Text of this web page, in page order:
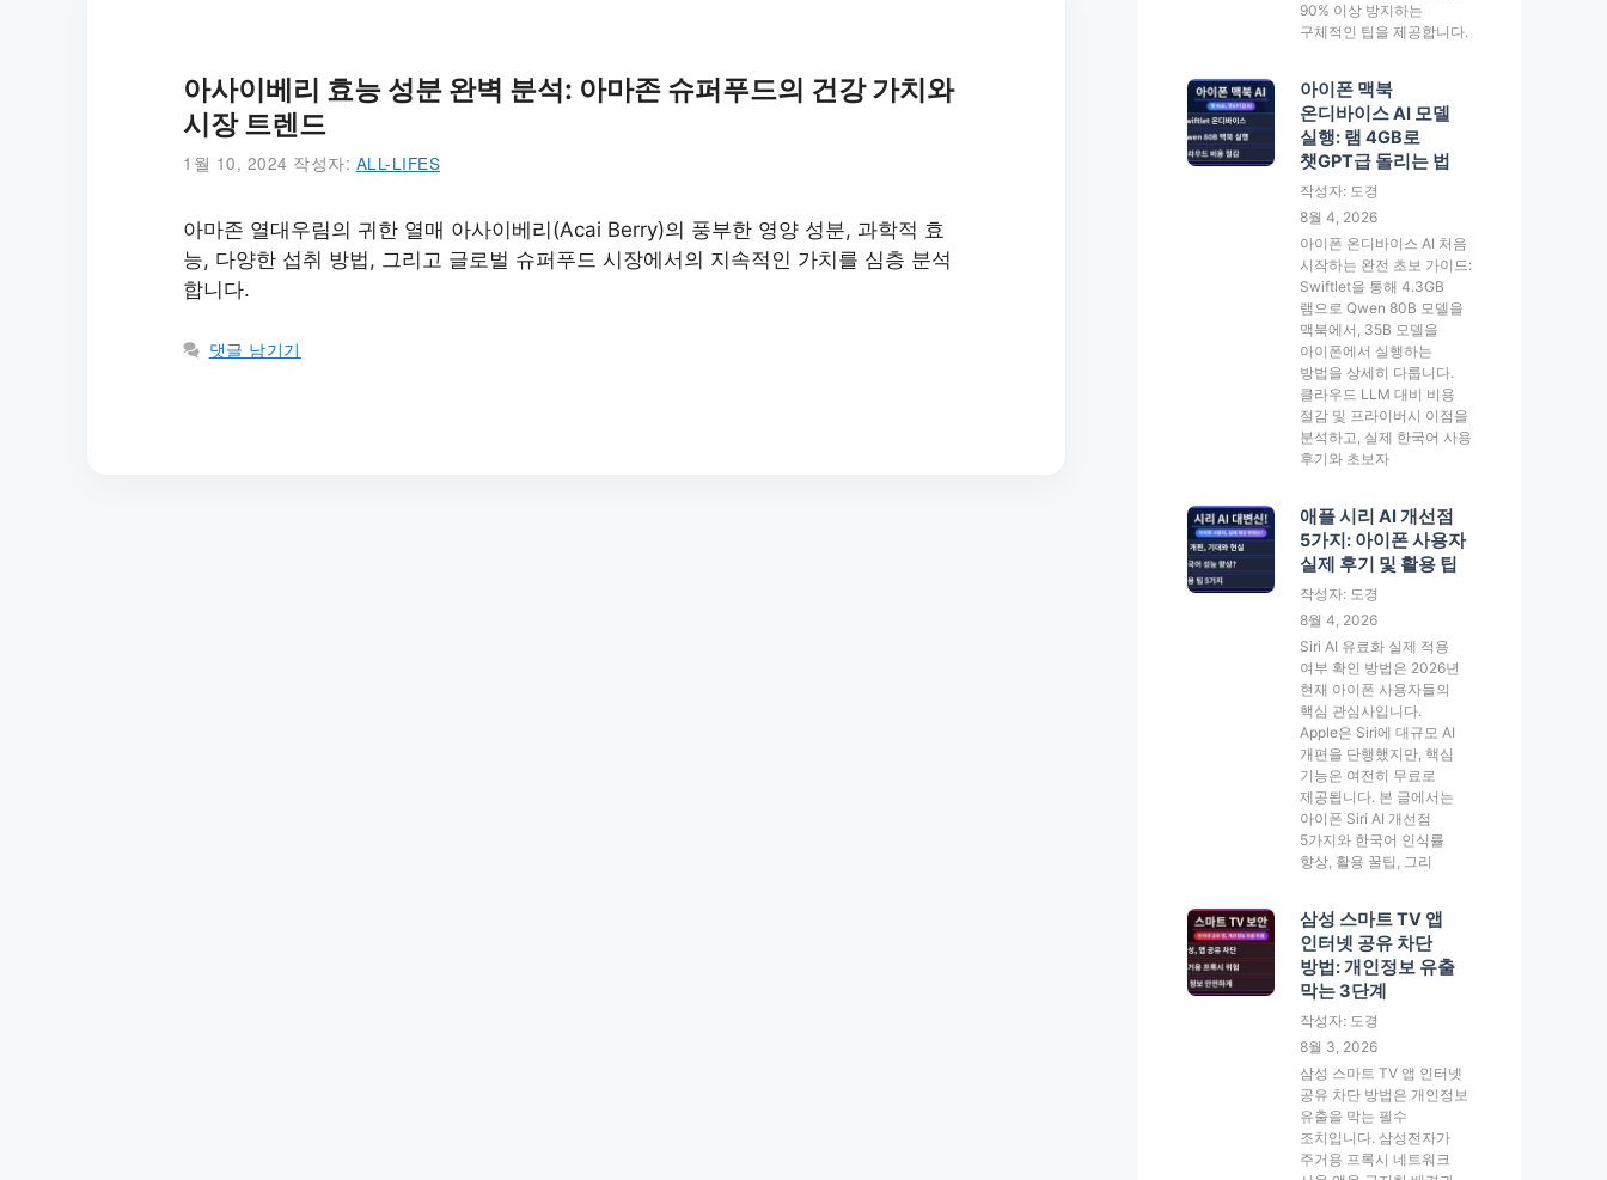
아사이베리 효능 성분 완벽 분석: 아마존 슈퍼푸드의 건강 가치와
시장 트렌드
1월 10, 2024 작성자: ALL-LIFES
아마존 열대우림의 귀한 열매 아사이베리(Acai Berry)의 풍부한 영양 성분, 과학적 효
능, 다양한 섭취 방법, 그리고 글로벌 슈퍼푸드 시장에서의 지속적인 가치를 심층 분석
합니다.
댓글 남기기
90% 이상 방지하는
구체적인 팁을 제공합니다.
아이폰 맥북
온디바이스 AI 모델
실행: 램 4GB로
챗GPT급 돌리는 법
작성자: 도경
8월 4, 2026
아이폰 온디바이스 AI 처음
시작하는 완전 초보 가이드:
Swiftlet을 통해 4.3GB
램으로 Qwen 80B 모델을
맥북에서, 35B 모델을
아이폰에서 실행하는
방법을 상세히 다룹니다.
클라우드 LLM 대비 비용
절감 및 프라이버시 이점을
분석하고, 실제 한국어 사용
후기와 초보자
애플 시리 AI 개선점
5가지: 아이폰 사용자
실제 후기 및 활용 팁
작성자: 도경
8월 4, 2026
Siri AI 유료화 실제 적용
여부 확인 방법은 2026년
현재 아이폰 사용자들의
핵심 관심사입니다.
Apple은 Siri에 대규모 AI
개편을 단행했지만, 핵심
기능은 여전히 무료로
제공됩니다. 본 글에서는
아이폰 Siri AI 개선점
5가지와 한국어 인식률
향상, 활용 꿀팁, 그리
삼성 스마트 TV 앱
인터넷 공유 차단
방법: 개인정보 유출
막는 3단계
작성자: 도경
8월 3, 2026
삼성 스마트 TV 앱 인터넷
공유 차단 방법은 개인정보
유출을 막는 필수
조치입니다. 삼성전자가
주거용 프록시 네트워크